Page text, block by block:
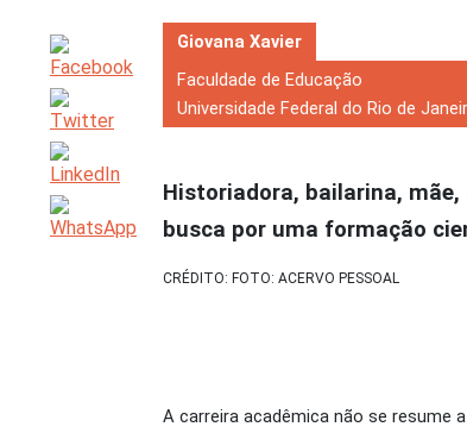
Giovana Xavier
Faculdade de Educação
Universidade Federal do Rio de
Historiadora, bailarina,
busca por uma formação
CRÉDITO: FOTO: ACERVO PESSOAL
A carreira acadêmica não se resume